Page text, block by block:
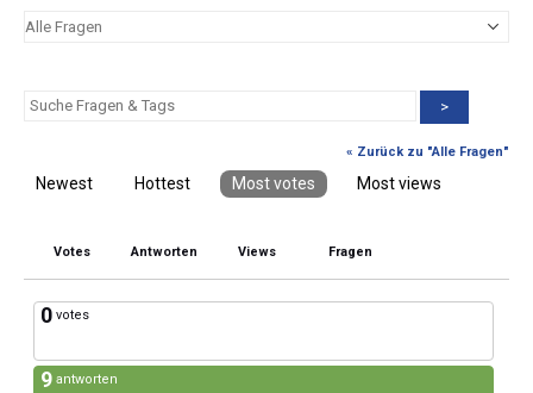
>
« Zurück zu "Alle Fragen"
Newest Hottest Most votes Most views
Votes Antworten Views Fragen
0 votes
9 antworten